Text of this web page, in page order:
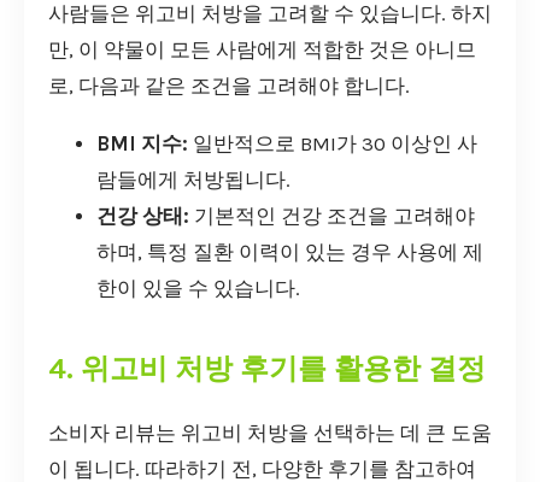
사람들은 위고비 처방을 고려할 수 있습니다. 하지
만, 이 약물이 모든 사람에게 적합한 것은 아니므
로, 다음과 같은 조건을 고려해야 합니다.
BMI 지수: 일반적으로 BMI가 30 이상인 사
람들에게 처방됩니다.
건강 상태: 기본적인 건강 조건을 고려해야
하며, 특정 질환 이력이 있는 경우 사용에 제
한이 있을 수 있습니다.
4. 위고비 처방 후기를 활용한 결정
소비자 리뷰는 위고비 처방을 선택하는 데 큰 도움
이 됩니다. 따라하기 전, 다양한 후기를 참고하여